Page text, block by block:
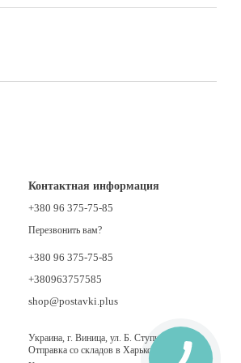
Контактная информация
+380 96 375-75-85
Перезвонить вам?
+380 96 375-75-85
+380963757585
shop@postavki.plus
Украина, г. Виница, ул. Б. Ступки 21.
Отправка со складов в Харькове, Киеве